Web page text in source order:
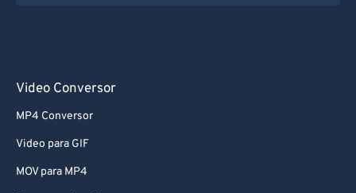
Video Conversor
MP4 Conversor
Video para GIF
MOV para MP4